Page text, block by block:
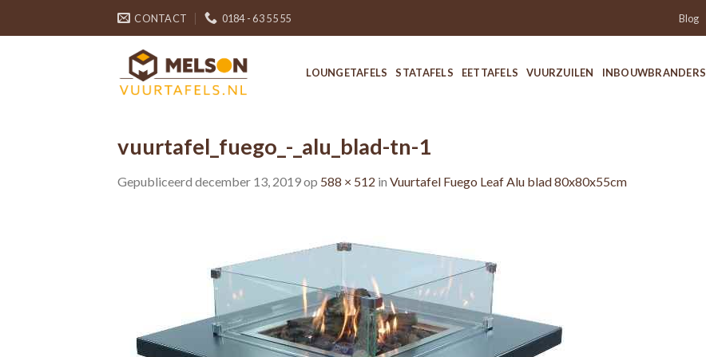
CONTACT 0184 - 63 55 55 Blog
LOUNGETAFELS STATAFELS EETTAFELS VUURZUILEN INBOUWBRANDERS
vuurtafel_fuego_-_alu_blad-tn-1
Gepubliceerd december 13, 2019op 588 × 512 in Vuurtafel Fuego Leaf Alu blad 80x80x55cm